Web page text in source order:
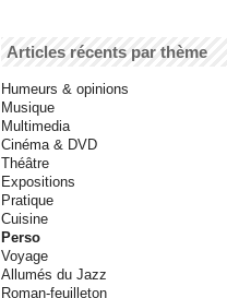
Articles récents par thème
Humeurs & opinions
Musique
Multimedia
Cinéma & DVD
Théâtre
Expositions
Pratique
Cuisine
Perso
Voyage
Allumés du Jazz
Roman-feuilleton